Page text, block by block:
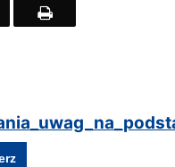
Drukuj